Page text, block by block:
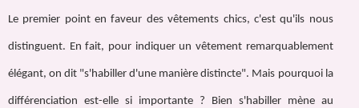
Le premier point en faveur des vêtements chics, c'est qu'ils nous
distinguent. En fait, pour indiquer un vêtement remarquablement
élégant, on dit "s'habiller d'une manière distincte". Mais pourquoi la
différenciation est-elle si importante ? Bien s'habiller mène au